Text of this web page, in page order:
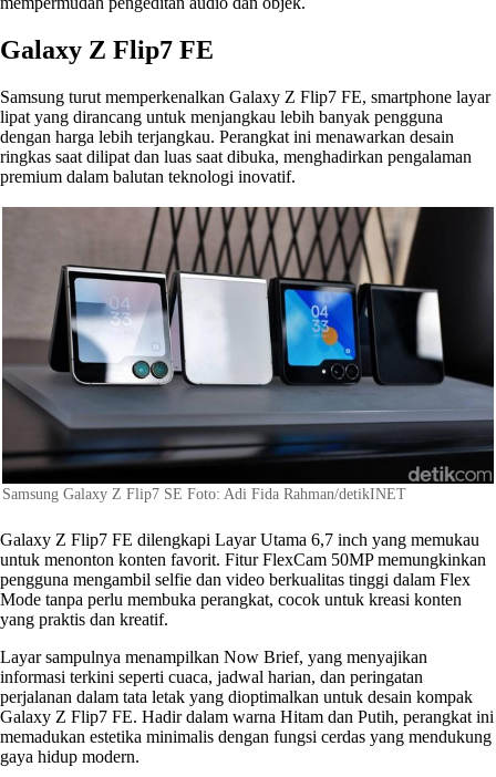
Galaxy Z Flip7 FE
Samsung turut memperkenalkan Galaxy Z Flip7 FE, smartphone layar
lipat yang dirancang untuk menjangkau lebih banyak pengguna
dengan harga lebih terjangkau. Perangkat ini menawarkan desain
ringkas saat dilipat dan luas saat dibuka, menghadirkan pengalaman
premium dalam balutan teknologi inovatif.
Samsung Galaxy Z Flip7 SE Foto: Adi Fida Rahman/detikINET
Galaxy Z Flip7 FE dilengkapi Layar Utama 6,7 inch yang memukau
untuk menonton konten favorit. Fitur FlexCam 50MP memungkinkan
pengguna mengambil selfie dan video berkualitas tinggi dalam Flex
Mode tanpa perlu membuka perangkat, cocok untuk kreasi konten
yang praktis dan kreatif.
Layar sampulnya menampilkan Now Brief, yang menyajikan
informasi terkini seperti cuaca, jadwal harian, dan peringatan
perjalanan dalam tata letak yang dioptimalkan untuk desain kompak
Galaxy Z Flip7 FE. Hadir dalam warna Hitam dan Putih, perangkat ini
memadukan estetika minimalis dengan fungsi cerdas yang mendukung
gaya hidup modern.